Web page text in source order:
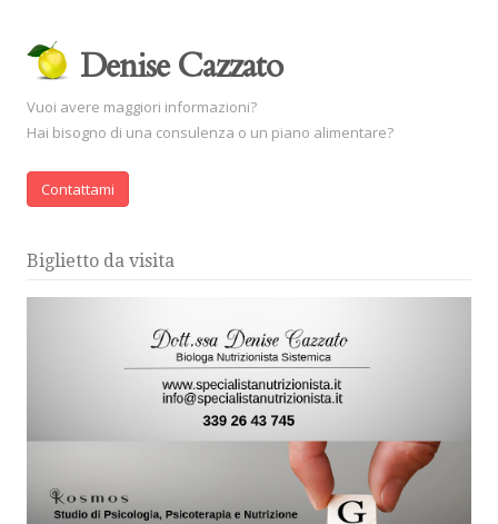
Denise Cazzato
Vuoi avere maggiori informazioni?
Hai bisogno di una consulenza o un piano alimentare?
Contattami
Biglietto da visita